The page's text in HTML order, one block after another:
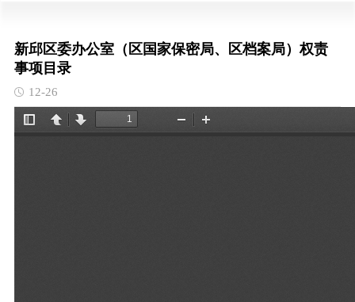
新邱区委办公室（区国家保密局、区档案局）权责
事项目录
12-26